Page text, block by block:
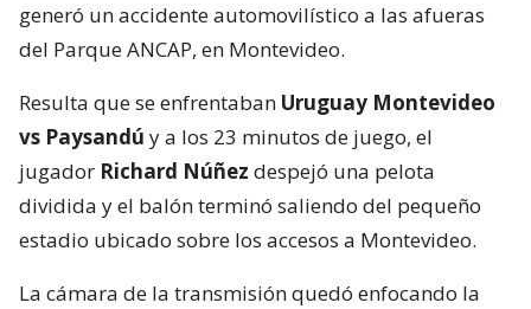
generó un accidente automovilístico a las afueras
del Parque ANCAP, en Montevideo.
Resulta que se enfrentaban Uruguay Montevideo
vs Paysandú y a los 23 minutos de juego, el
jugador Richard Núñez despejó una pelota
dividida y el balón terminó saliendo del pequeño
estadio ubicado sobre los accesos a Montevideo.
La cámara de la transmisión quedó enfocando la